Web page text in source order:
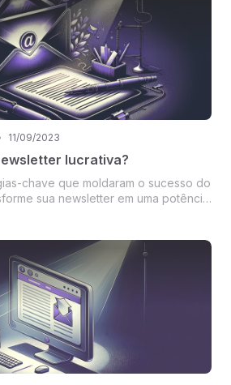
11/09/2023
lucrativa?
chave que moldaram o sucesso do
sua newsletter em uma potência